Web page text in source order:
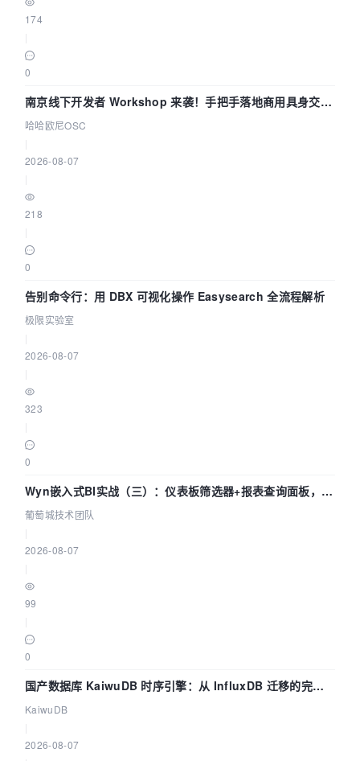
174
0
南京线下开发者 Workshop 来袭！手把手落地商用具身交互
智能 Agent 应用
哈哈欧尼OSC
2026-08-07
218
0
告别命令行：用 DBX 可视化操作 Easysearch 全流程解析
极限实验室
2026-08-07
323
0
Wyn嵌入式BI实战（三）：仪表板筛选器+报表查询面板，参
数联动全闭环
葡萄城技术团队
2026-08-07
99
0
国产数据库 KaiwuDB 时序引擎：从 InfluxDB 迁移的完整
技术路径
KaiwuDB
2026-08-07